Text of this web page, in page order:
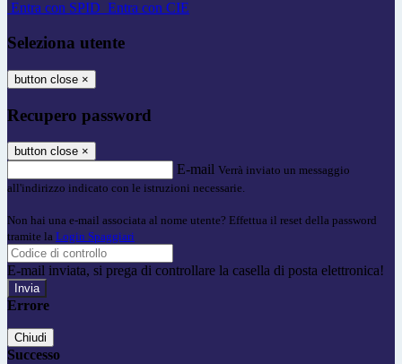
Entra con SPID Entra con CIE
Seleziona utente
button close ×
Recupero password
button close ×
E-mail Verrà inviato un messaggio
all'indirizzo indicato con le istruzioni necessarie.
Non hai una e-mail associata al nome utente? Effettua il reset della password
tramite la Login Spaggiari
E-mail inviata, si prega di controllare la casella di posta elettronica!
Errore
Chiudi
Successo